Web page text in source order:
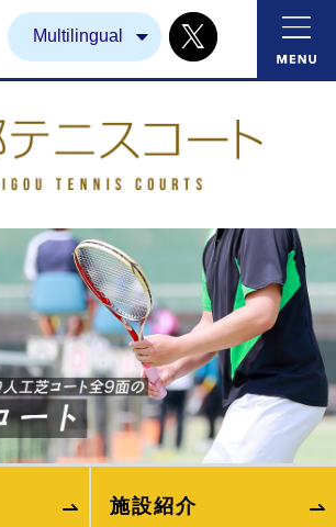
土浦市Multilingual Twitter
夜間照明付き砂入
施設紹介